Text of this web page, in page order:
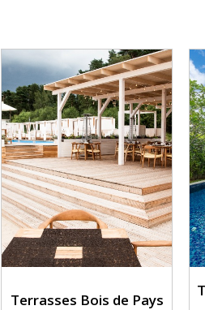
Terrasses Bois de Pays